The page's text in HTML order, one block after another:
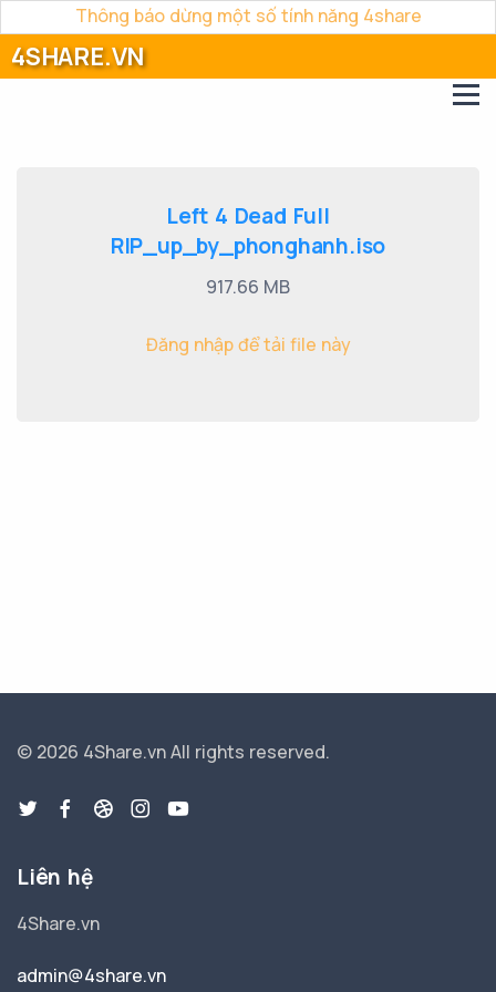
Thông báo dừng một số tính năng 4share
4SHARE.VN
Left 4 Dead Full
RIP_up_by_phonghanh.iso
917.66 MB
Đăng nhập để tải file này
© 2026 4Share.vnAll rights reserved.
Liên hệ
4Share.vn
admin@4share.vn